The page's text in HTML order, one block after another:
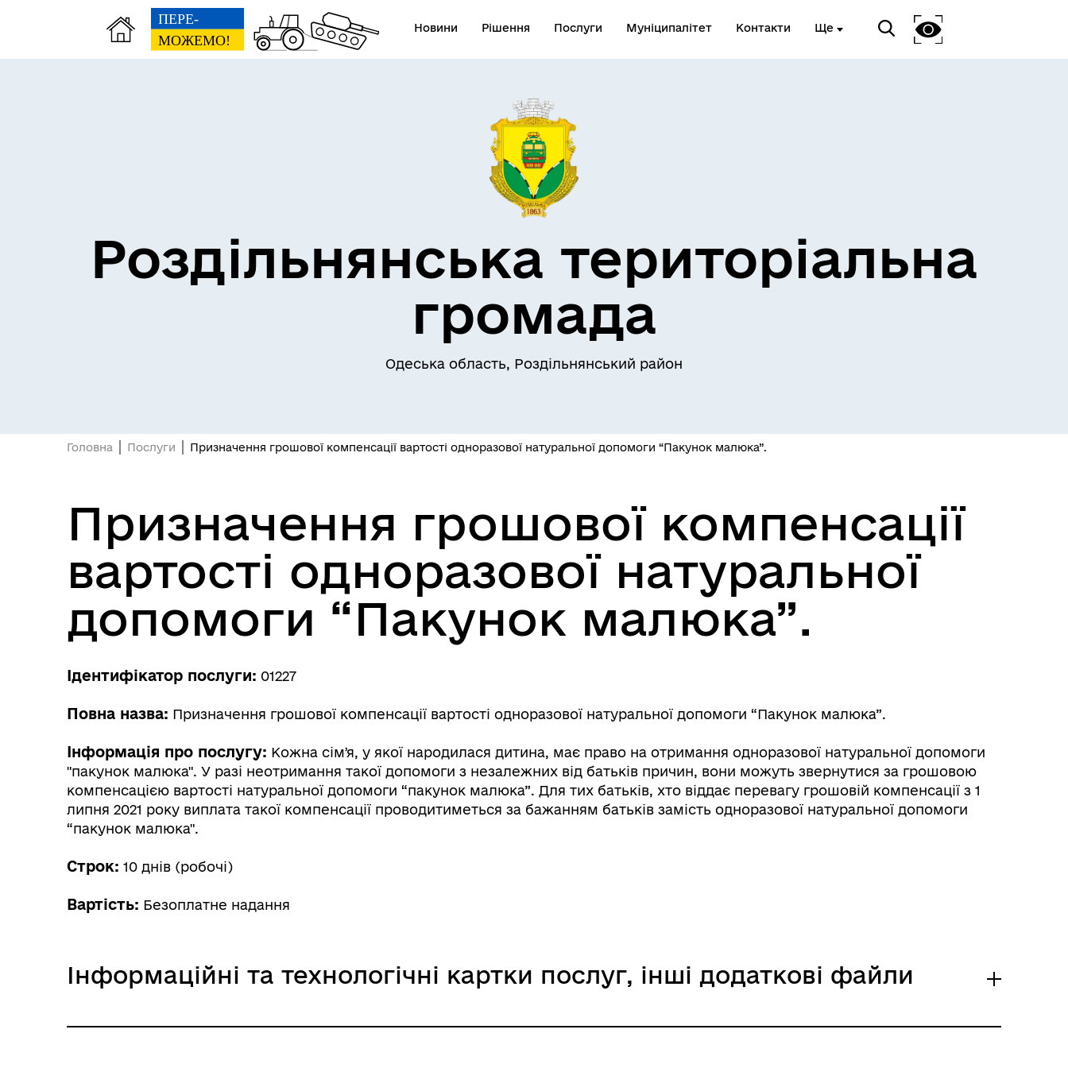
Новини Рішення Послуги Муніципалітет Контакти Ще
Засідання виконавчого
комітету
Трансляції
Рада безбар’єрності
Гендерна рівність
Інформаційна безпека та
Пам’яті військових громади
Квитки на потяг для
Учасникам бойових дій
Книга пам'яті полеглих за
Україну
Військовослужбовцям,
Розклад автобусів Одеса-
Розклад автобусів Роздільна-
Лиманське
Роздільнянська територіальна
громада
Одеська область, Роздільнянський район
Головна Послуги Призначення грошової компенсації вартості одноразової натуральної допомоги “Пакунок малюка”.
Призначення грошової компенсації
вартості одноразової натуральної
допомоги “Пакунок малюка”.
Ідентифікатор послуги: 01227
Повна назва: Призначення грошової компенсації вартості одноразової натуральної допомоги “Пакунок малюка”.
Інформація про послугу: Кожна сімʼя, у якої народилася дитина, має право на отримання одноразової натуральної допомоги
"пакунок малюка". У разі неотримання такої допомоги з незалежних від батьків причин, вони можуть звернутися за грошовою
компенсацією вартості натуральної допомоги “пакунок малюка”. Для тих батьків, хто від­дає пе­ре­ва­гу гро­шо­вій ком­пенса­ції з 1
липня 2021 року виплата такої компенсації проводитиметься за бажанням батьків замість одноразової натуральної допомоги
“пакунок малюка".
Строк: 10 днів (робочі)
Вартість: Безоплатне надання
Інформаційні та технологічні картки послуг, інші додаткові файли